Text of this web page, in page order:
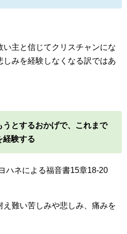
主と信じてクリスチャンにな
みを経験しなくなる訳ではあ
とするおかげで、これまで
経験する
ハネによる福音書15章18-20
え難い苦しみや悲しみ、痛みを